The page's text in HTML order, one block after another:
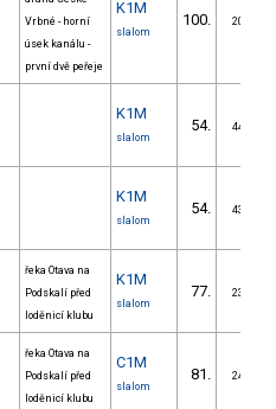
Vrbné - horní
úsek kanálu -
první dvě peřeje
K1M
slalom
100. 20/ZS
K1M
slalom
54. 44/ZS
K1M
slalom
54. 43/ZS
řeka Otava na
Podskalí před
loděnicí klubu
K1M
slalom
77. 23/ZS
řeka Otava na
Podskalí před
loděnicí klubu
C1M
slalom
81. 24/ZS